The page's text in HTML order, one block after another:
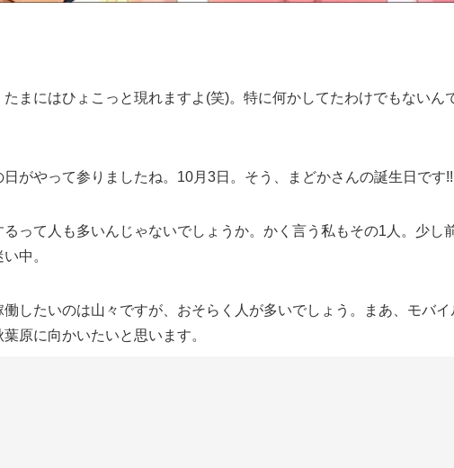
まにはひょこっと現れますよ(笑)。特に何かしてたわけでもないん
がやって参りましたね。10月3日。そう、まどかさんの誕生日です!!
って人も多いんじゃないでしょうか。かく言う私もその1人。少し
中。
したいのは山々ですが、おそらく人が多いでしょう。まあ、モバ
原に向かいたいと思います。